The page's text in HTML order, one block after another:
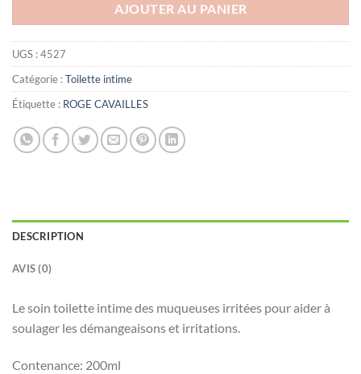
AJOUTER AU PANIER
UGS :4527
Catégorie :Toilette intime
Étiquette : ROGE CAVAILLES
DESCRIPTION
AVIS (0)
Le soin toilette intime des muqueuses irritées pour aider à
soulager les démangeaisons et irritations.
Contenance: 200ml